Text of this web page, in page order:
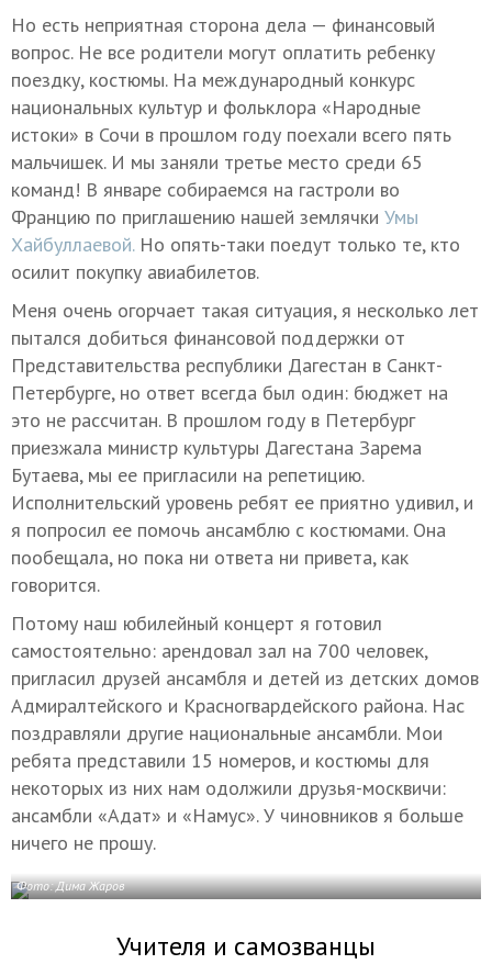
Но есть неприятная сторона дела — финансовый
вопрос. Не все родители могут оплатить ребенку
поездку, костюмы. На международный конкурс
национальных культур и фольклора «Народные
истоки» в Сочи в прошлом году поехали всего пять
мальчишек. И мы заняли третье место среди 65
команд! В январе собираемся на гастроли во
Францию по приглашению нашей землячки Умы
Хайбуллаевой.Но опять-таки поедут только те, кто
осилит покупку авиабилетов.
Меня очень огорчает такая ситуация, я несколько лет
пытался добиться финансовой поддержки от
Представительства республики Дагестан в Санкт-
Петербурге, но ответ всегда был один: бюджет на
это не рассчитан. В прошлом году в Петербург
приезжала министр культуры Дагестана Зарема
Бутаева, мы ее пригласили на репетицию.
Исполнительский уровень ребят ее приятно удивил, и
я попросил ее помочь ансамблю с костюмами. Она
пообещала, но пока ни ответа ни привета, как
говорится.
Потому наш юбилейный концерт я готовил
самостоятельно: арендовал зал на 700 человек,
пригласил друзей ансамбля и детей из детских домов
Адмиралтейского и Красногвардейского района. Нас
поздравляли другие национальные ансамбли. Мои
ребята представили 15 номеров, и костюмы для
некоторых из них нам одолжили друзья-москвичи:
ансамбли «Адат» и «Намус». У чиновников я больше
ничего не прошу.
Фото: Дима Жаров
Учителя и самозванцы